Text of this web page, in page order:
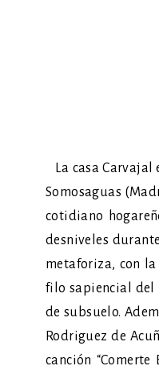
La casa
Somosaguas
cotidiano
desniveles
metaforiza, con
filo sapiencial del
de subsuelo.
Rodriguez de
canción